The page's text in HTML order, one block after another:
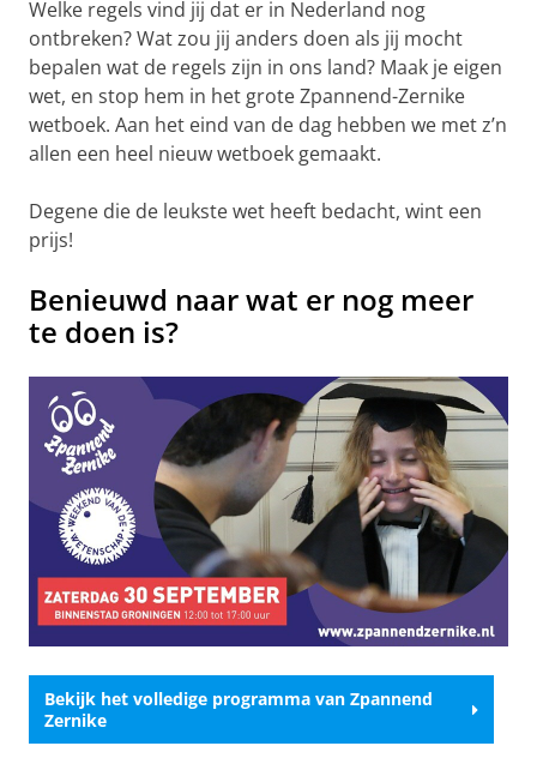
Welke regels vind jij dat er in Nederland nog
ontbreken? Wat zou jij anders doen als jij mocht
bepalen wat de regels zijn in ons land? Maak je eigen
wet, en stop hem in het grote Zpannend-Zernike
wetboek. Aan het eind van de dag hebben we met z’n
allen een heel nieuw wetboek gemaakt.
Degene die de leukste wet heeft bedacht, wint een
prijs!
Benieuwd naar wat er nog meer
te doen is?
Bekijk het volledige programma van Zpannend
Zernike